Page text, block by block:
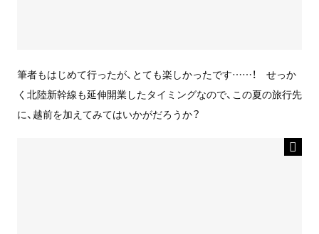
筆者もはじめて行ったが、とても楽しかったです……！ せっか
く北陸新幹線も延伸開業したタイミングなので、この夏の旅行先
に、越前を加えてみてはいかがだろうか？